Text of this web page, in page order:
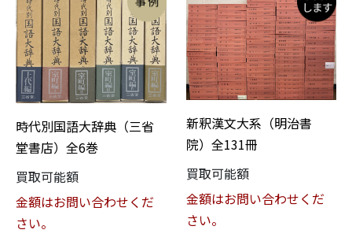
時代別国語大辞典（三省
堂書店）全6巻
買取可能額
金額はお問い合わせくだ
さい。
新釈漢文大系（明治書
院）全131冊
買取可能額
金額はお問い合わせくだ
さい。